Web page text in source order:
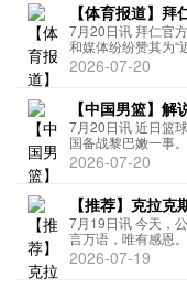
【体育报道】
被誉为近年最佳
7月20日讯 拜仁官
和媒体纷纷赞其为“
的2026-27赛季客
其完整设计细节则
2026-07-20
【中国男篮】
两个窗口期他都
7月20日讯 近日篮
国备战黎巴嫩一事
为后面两个窗口期
8月份相对来讲是
2026-07-20
【推荐】克拉
林永远是我的家
7月19日讯 今天，
言万语，唯有感恩
网管理层与球迷始
爱与支持深深包围
2026-07-19